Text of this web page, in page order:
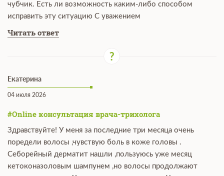
чубчик. Есть ли возможность каким-либо способом
исправить эту ситуацию С уважением
Читать ответ
Екатерина
04 июля 2026
#Online консультация врача-трихолога
Здравствуйте! У меня за последние три месяца очень
поредели волосы ,чувствую боль в коже головы .
Себорейный дерматит нашли ,пользуюсь уже месяц
кетоконазоловым шампунем ,но волосы продолжают